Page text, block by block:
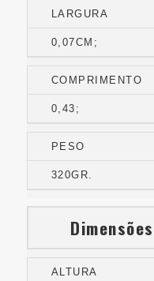
LARGURA
0,07CM;
COMPRIMENTO
0,43;
PESO
320GR.
ALTURA